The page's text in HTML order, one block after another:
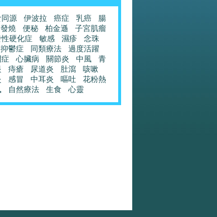
源 伊波拉 癌症 乳癌
腸
發燒
便秘 柏金遜
子宮肌瘤
硬化症
敏感 濕疹
念珠
抑鬱症
同類療法
過度活躍
心臟病 關節炎 中風
青
痔瘡 尿道炎 肚瀉
咳嗽
感冒 中耳炎 嘔吐
花粉熱
自然療法 生食 心靈